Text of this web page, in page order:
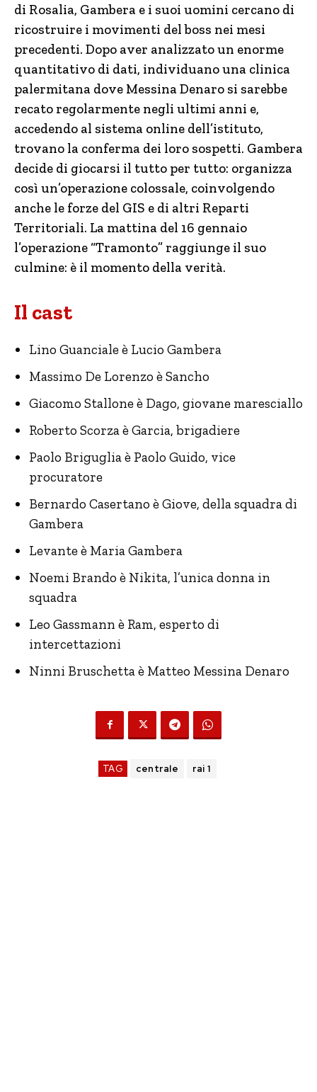
di Rosalia, Gambera e i suoi uomini cercano di
ricostruire i movimenti del boss nei mesi
precedenti. Dopo aver analizzato un enorme
quantitativo di dati, individuano una clinica
palermitana dove Messina Denaro si sarebbe
recato regolarmente negli ultimi anni e,
accedendo al sistema online dell’istituto,
trovano la conferma dei loro sospetti. Gambera
decide di giocarsi il tutto per tutto: organizza
così un’operazione colossale, coinvolgendo
anche le forze del GIS e di altri Reparti
Territoriali. La mattina del 16 gennaio
l’operazione “Tramonto” raggiunge il suo
culmine: è il momento della verità.
Il cast
Lino Guanciale è Lucio Gambera
Massimo De Lorenzo è Sancho
Giacomo Stallone è Dago, giovane maresciallo
Roberto Scorza è Garcia, brigadiere
Paolo Briguglia è Paolo Guido, vice
procuratore
Bernardo Casertano è Giove, della squadra di
Gambera
Levante è Maria Gambera
Noemi Brando è Nikita, l’unica donna in
squadra
Leo Gassmann è Ram, esperto di
intercettazioni
Ninni Bruschetta è Matteo Messina Denaro
TAG centrale rai 1